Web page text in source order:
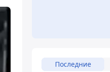
Последние